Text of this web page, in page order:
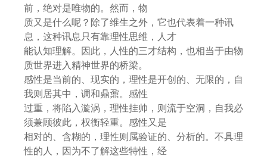
前，绝对是唯物的。然而，物
质又是什么呢？除了维生之外，它也代表着一种讯
息，这种讯息只有靠理性思维，人才
能认知理解。因此，人性的三才结构，也相当于由物
质世界进入精神世界的桥梁。
感性是当前的、现实的，理性是开创的、无限的，自
我则居其中，调和鼎鼐。感性
过重，将陷入漩涡，理性挂帅，则流于空洞，自我必
须兼顾彼此，权衡轻重。感性又是
相对的、含糊的，理性则属验证的、分析的。不具理
性的人，因为不了解这些特性，经